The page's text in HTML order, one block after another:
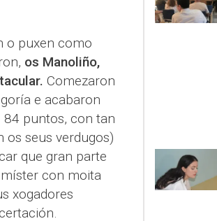
o puxen como
os Manoliño,
Comezaron
e acabaron
84 puntos, con tan
os seus verdugos)
que gran parte
con moita
xogadores